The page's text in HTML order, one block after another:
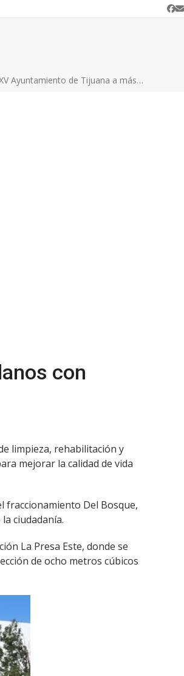
Ayuntamiento de Tijuana a más…
con
limpieza, rehabilitación y
mejorar la calidad de vida
fraccionamiento Del Bosque,
ciudadanía.
La Presa Este, donde se
de ocho metros cúbicos